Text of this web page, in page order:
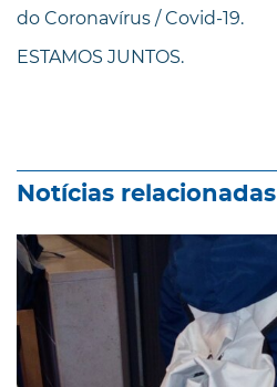
do Coronavírus / Covid-19.
ESTAMOS JUNTOS.
Notícias relacionadas